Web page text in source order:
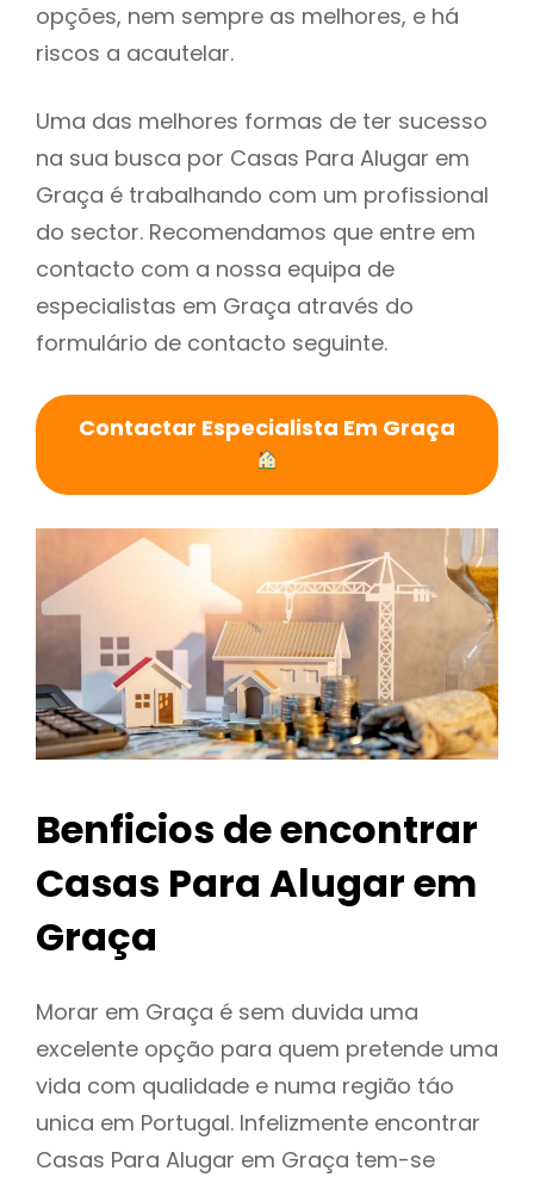
opções, nem sempre as melhores, e há
riscos a acautelar.
Uma das melhores formas de ter sucesso
na sua busca por Casas Para Alugar em
Graça é trabalhando com um profissional
do sector. Recomendamos que entre em
contacto com a nossa equipa de
especialistas em Graça através do
formulário de contacto seguinte.
Contactar Especialista Em Graça
Benficios de encontrar
Casas Para Alugar em
Graça
Morar em Graça é sem duvida uma
excelente opção para quem pretende uma
vida com qualidade e numa região táo
unica em Portugal. Infelizmente encontrar
Casas Para Alugar em Graça tem-se